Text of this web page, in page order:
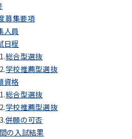
募集要項
人員
日程
総合型選抜
学校推薦型選抜
資格
総合型選抜
学校推薦型選抜
併願の可否
の入試結果